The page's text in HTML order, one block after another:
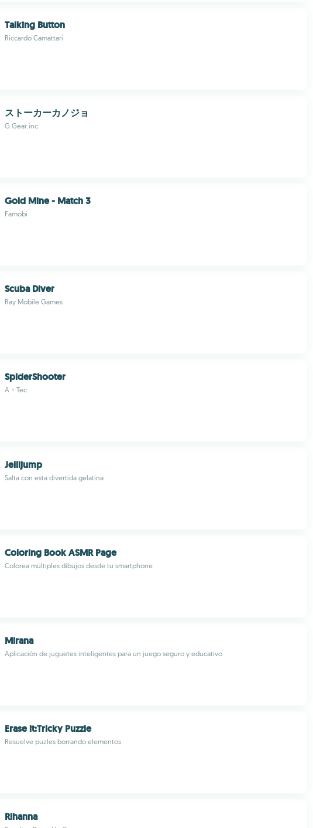
Talking Button
Riccardo Camattari
ストーカーカノジョ
G.Gear.inc
Gold Mine - Match 3
Famobi
Scuba Diver
Ray Mobile Games
SpiderShooter
A・Tec
Jellijump
Salta con esta divertida gelatina
Coloring Book ASMR Page
Colorea múltiples dibujos desde tu smartphone
Mirana
Aplicación de juguetes inteligentes para un juego seguro y educativo
Erase it:Tricky Puzzle
Resuelve puzles borrando elementos
Rihanna